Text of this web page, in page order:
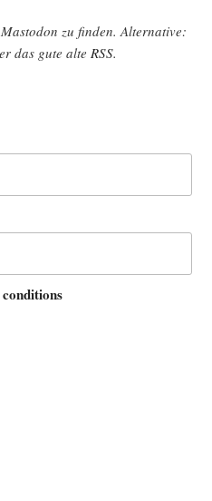
zu fin­den. Alter­na­ti­ve:
das gute alte RSS.